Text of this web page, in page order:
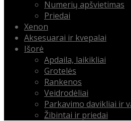
Numerių apšvietimas
Priedai
Xenon
Aksesuarai ir kvepalai
Išorė
Apdaila, laikikliai
Grotelės
Rankenos
Veidrodėliai
Parkavimo davikliai ir
Žibintai ir priedai